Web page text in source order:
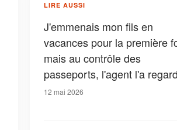
LIRE AUSSI
J'emmenais mon fils en
vacances pour la première
mais au contrôle des
passeports, l'agent l'a
et m'a dit : « Madame, je ne
12 mai 2026